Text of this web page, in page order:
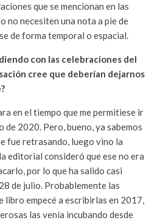
que se mencionan en las
no necesiten una nota a pie de
de forma temporal o espacial.
con las celebraciones del
cree que deberían dejarnos
en el tiempo que me permitiese ir
2020. Pero, bueno, ya sabemos
fue retrasando, luego vino la
editorial consideró que ese no era
por lo que ha salido casi
de julio. Probablemente las
libro empecé a escribirlas en 2017,
las venía incubando desde